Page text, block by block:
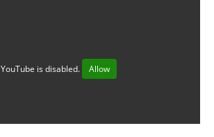
YouTube is disabled. Allow